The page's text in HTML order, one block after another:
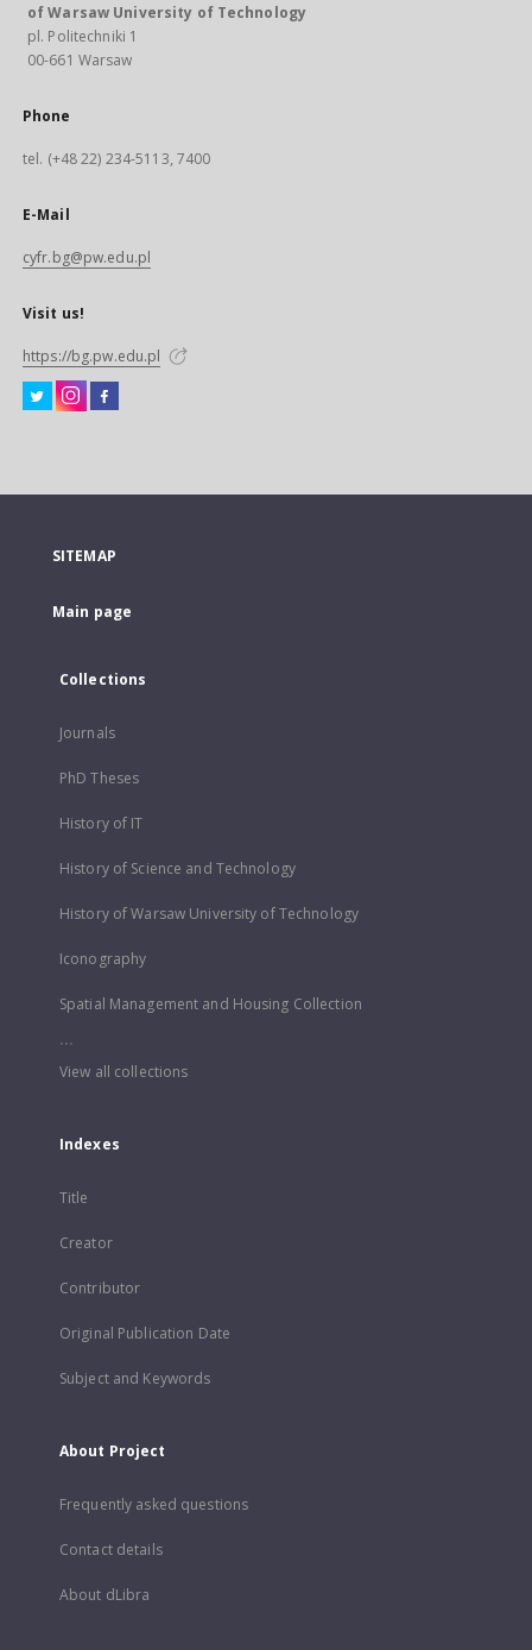
of Warsaw University of Technology
pl. Politechniki 1
00-661 Warsaw
Phone
tel. (+48 22) 234-5113, 7400
E-Mail
cyfr.bg@pw.edu.pl
Visit us!
https://bg.pw.edu.pl
SITEMAP
Main page
Collections
Journals
PhD Theses
History of IT
History of Science and Technology
History of Warsaw University of Technology
Iconography
Spatial Management and Housing Collection
...
View all collections
Indexes
Title
Creator
Contributor
Original Publication Date
Subject and Keywords
About Project
Frequently asked questions
Contact details
About dLibra